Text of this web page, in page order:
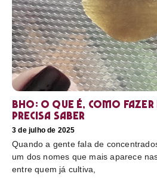
BHO: o que é, como
precisa saber
3 de julho de 2025
Quando a gente fala de
um dos nomes que mais aparece
entre quem já cultiva,